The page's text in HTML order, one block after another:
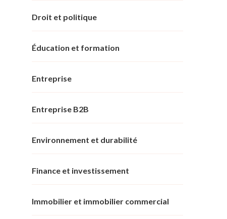
Droit et politique
Éducation et formation
Entreprise
Entreprise B2B
Environnement et durabilité
Finance et investissement
Immobilier et immobilier commercial